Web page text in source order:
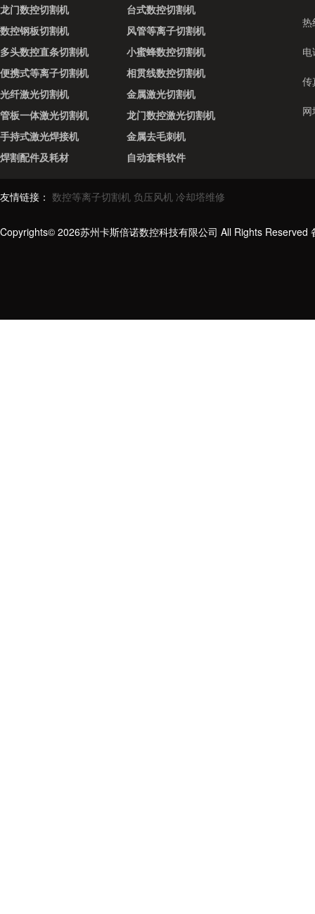
龙门数控切割机
台式数控切割机
数控钢板切割机
风管等离子切割机
多头数控直条切割机
小蜜蜂数控切割机
便携式等离子切割机
相贯线数控切割机
光纤激光切割机
金属激光切割机
管板一体激光切割机
龙门数控激光切割机
手持式激光焊接机
金属去毛刺机
焊割配件及耗材
自动套料软件
热
传
友情链接： 数控等离子切割机 负压风机 冷却塔维修
Copyrights© 2026苏州卡斯倍诺数控科技有限公司 All Rights Reserved